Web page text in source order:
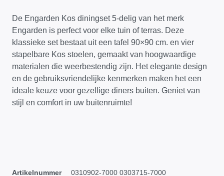
De Engarden Kos diningset 5-delig van het merk
Engarden is perfect voor elke tuin of terras. Deze
klassieke set bestaat uit een tafel 90×90 cm. en vier
stapelbare Kos stoelen, gemaakt van hoogwaardige
materialen die weerbestendig zijn. Het elegante design
en de gebruiksvriendelijke kenmerken maken het een
ideale keuze voor gezellige diners buiten. Geniet van
stijl en comfort in uw buitenruimte!
Artikelnummer
0310902-7000 0303715-7000